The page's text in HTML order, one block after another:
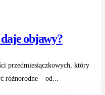
objawy?
przedmiesiączkowych, który
– od...